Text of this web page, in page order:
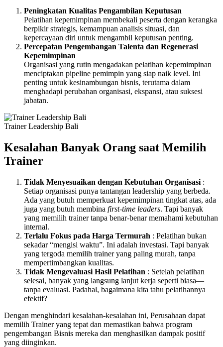
Peningkatan Kualitas Pengambilan Keputusan
Pelatihan kepemimpinan membekali peserta dengan kerangka
berpikir strategis, kemampuan analisis situasi, dan
kepercayaan diri untuk mengambil keputusan penting.
Percepatan Pengembangan Talenta dan Regenerasi
Kepemimpinan
Organisasi yang rutin mengadakan pelatihan kepemimpinan
menciptakan pipeline pemimpin yang siap naik level. Ini
penting untuk kesinambungan bisnis, terutama dalam
menghadapi perubahan organisasi, ekspansi, atau suksesi
jabatan.
Trainer Leadership Bali
Kesalahan Banyak Orang saat Memilih
Trainer
Tidak Menyesuaikan dengan Kebutuhan Organisasi :
Setiap organisasi punya tantangan leadership yang berbeda.
Ada yang butuh memperkuat kepemimpinan tingkat atas, ada
juga yang butuh membina first-time leaders. Tapi banyak
yang memilih trainer tanpa benar-benar memahami kebutuhan
internal.
Terlalu Fokus pada Harga Termurah : Pelatihan bukan
sekadar “mengisi waktu”. Ini adalah investasi. Tapi banyak
yang tergoda memilih trainer yang paling murah, tanpa
mempertimbangkan kualitas.
Tidak Mengevaluasi Hasil Pelatihan : Setelah pelatihan
selesai, banyak yang langsung lanjut kerja seperti biasa—
tanpa evaluasi. Padahal, bagaimana kita tahu pelatihannya
efektif?
Dengan menghindari kesalahan-kesalahan ini, Perusahaan dapat
memilih Trainer yang tepat dan memastikan bahwa program
pengembangan Bisnis mereka dan menghasilkan dampak positif
yang diinginkan.